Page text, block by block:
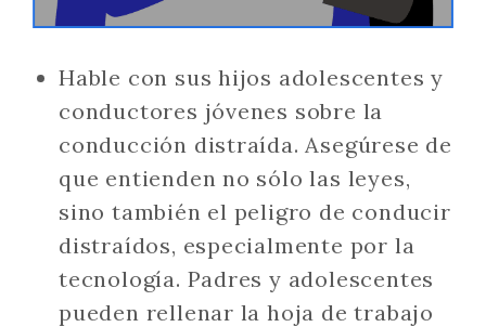
Hable con sus hijos adolescentes y
conductores jóvenes sobre la
conducción distraída. Asegúrese de
que entienden no sólo las leyes,
sino también el peligro de conducir
distraídos, especialmente por la
tecnología. Padres y adolescentes
pueden rellenar la hoja de trabajo